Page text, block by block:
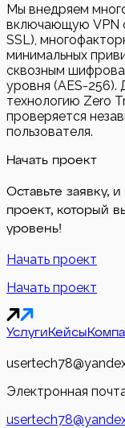
Мы внедряем
включающую VPN
SSL),
минимальных
сквозным
уровня (AES-256).
технологию Zero
проверяется
пользователя.
Начать проект
Оставьте заявку,
проект, который
уровень!
Начать проект
Начать проект
УслугиКейсы
Электронная